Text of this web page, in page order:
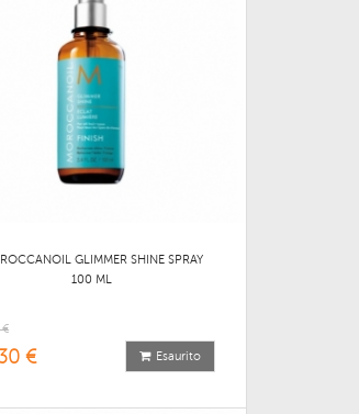
GLIMMER SHINE SPRAY
100 ML
€
€ Esaurito